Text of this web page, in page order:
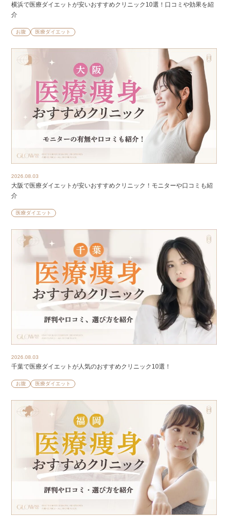
横浜で医療ダイエットが安いおすすめクリニック10選！口コミや効果を紹
介
お腹 医療ダイエット
2026.08.03
大阪で医療ダイエットが安いおすすめクリニック！モニターや口コミも紹
介
医療ダイエット
2026.08.03
千葉で医療ダイエットが人気のおすすめクリニック10選！
お腹 医療ダイエット